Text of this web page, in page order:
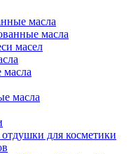
масла
масла
масел
масла
для косметики